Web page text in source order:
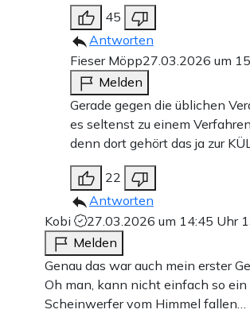
45
Antworten
Fieser Möpp27.03.2026 um
Melden
Gerade gegen die üblichen
es seltenst zu einem
denn dort gehört das ja zur
22
Antworten
Kobi
27.03.2026 um 14:45 Uhr
Melden
Genau das war auch mein erster
Oh man, kann nicht einfach so ein
Scheinwerfer vom Himmel fallen…